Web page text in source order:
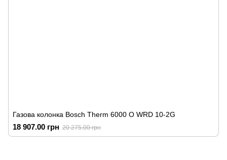
Газова колонка Bosch Therm 6000 O WRD 10-2G
18 907.00 грн 20 275.00 грн